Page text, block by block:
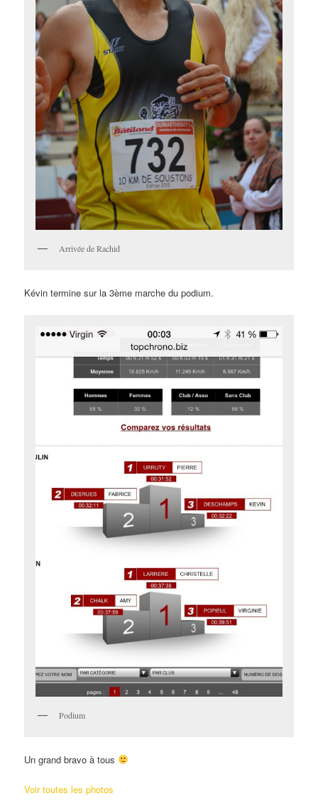
Arrivée de Rachid
Kévin termine sur la 3ème marche du podium.
Podium
Un grand bravo à tous
Voir toutes les photos